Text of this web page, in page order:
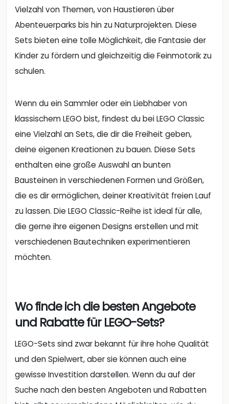
Vielzahl von Themen, von Haustieren über
Abenteuerparks bis hin zu Naturprojekten. Diese
Sets bieten eine tolle Möglichkeit, die Fantasie der
Kinder zu fördern und gleichzeitig die Feinmotorik zu
schulen.
Wenn du ein Sammler oder ein Liebhaber von
klassischem LEGO bist, findest du bei LEGO Classic
eine Vielzahl an Sets, die dir die Freiheit geben,
deine eigenen Kreationen zu bauen. Diese Sets
enthalten eine große Auswahl an bunten
Bausteinen in verschiedenen Formen und Größen,
die es dir ermöglichen, deiner Kreativität freien Lauf
zu lassen. Die LEGO Classic-Reihe ist ideal für alle,
die gerne ihre eigenen Designs erstellen und mit
verschiedenen Bautechniken experimentieren
möchten.
Wo finde ich die besten Angebote
und Rabatte für LEGO-Sets?
LEGO-Sets sind zwar bekannt für ihre hohe Qualität
und den Spielwert, aber sie können auch eine
gewisse Investition darstellen. Wenn du auf der
Suche nach den besten Angeboten und Rabatten